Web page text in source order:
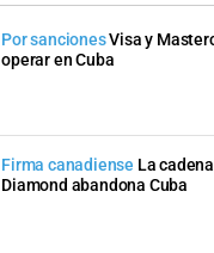
Por sancionesVisa y
operar en Cuba
Firma canadiense La
Diamond abandona Cuba